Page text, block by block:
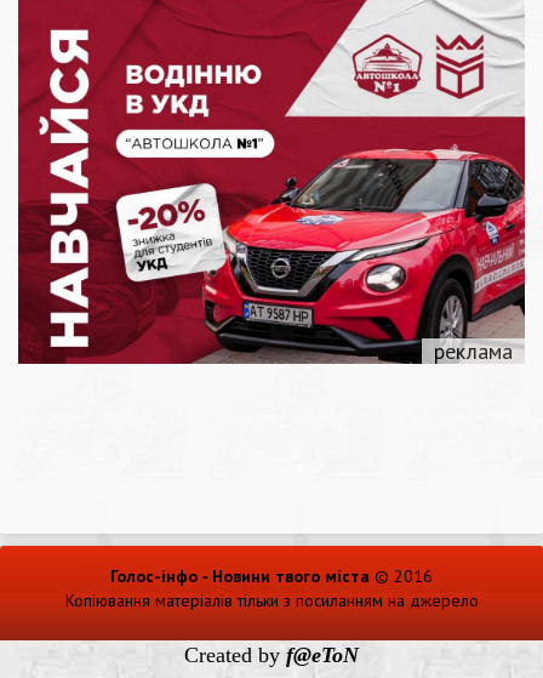
Голос-інфо - Новини твого міста © 2016
Копіювання матеріалів тільки з посиланням на джерело
Created by f@eToN